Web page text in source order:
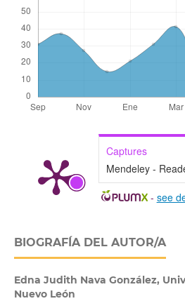
Captures
Mendeley -
- see
BIOGRAFÍA DEL AUTOR/A
Edna Judith Nava González,
Nuevo León